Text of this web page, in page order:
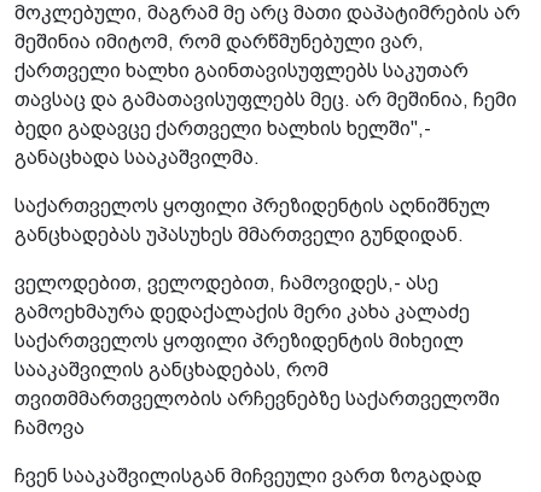
მოკლებული, მაგრამ მე არც მათი დაპატიმრების არ
მეშინია იმიტომ, რომ დარწმუნებული ვარ,
ქართველი ხალხი გაინთავისუფლებს საკუთარ
თავსაც და გამათავისუფლებს მეც. არ მეშინია, ჩემი
ბედი გადავცე ქართველი ხალხის ხელში",-
განაცხადა სააკაშვილმა.
საქართველოს ყოფილი პრეზიდენტის აღნიშნულ
განცხადებას უპასუხეს მმართველი გუნდიდან.
ველოდებით, ველოდებით, ჩამოვიდეს,- ასე
გამოეხმაურა დედაქალაქის მერი კახა კალაძე
საქართველოს ყოფილი პრეზიდენტის მიხეილ
სააკაშვილის განცხადებას, რომ
თვითმმართველობის არჩევნებზე საქართველოში
ჩამოვა
ჩვენ სააკაშვილისგან მიჩვეული ვართ ზოგადად